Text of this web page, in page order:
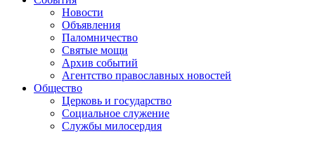
Новости
Объявления
Паломничество
Святые мощи
Архив событий
Агентство православных новостей
Общество
Церковь и государство
Социальное служение
Службы милосердия